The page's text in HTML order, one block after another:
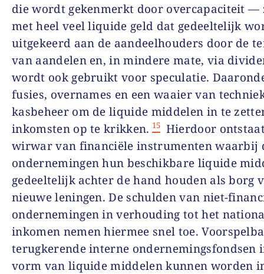
die wordt gekenmerkt door overcapaciteit—
met heel veel liquide geld dat gedeeltelijk
uitgekeerd aan de aandeelhouders door de
van aandelen en, in mindere mate, via
wordt ook gebruikt voor speculatie.
fusies, overnames en een waaier van
kasbeheer om de liquide middelen in te
inkomsten op te krikken. 15 Hierdoor
wirwar van financiële instrumenten waarbij
ondernemingen hun beschikbare liquide
gedeeltelijk achter de hand houden als borg
nieuwe leningen. De schulden van niet-
ondernemingen in verhouding tot het
inkomen nemen hiermee snel toe.
terugkerende interne ondernemingsfondsen
vorm van liquide middelen kunnen worden